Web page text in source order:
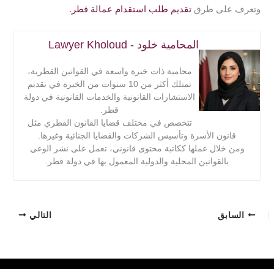
وتعرف على طرقتقديم طلب استقدام عمالة قطر .
المحامية خلود - Lawyer Kholoud
محامية ذات خبرة واسعة في القوانين القطرية،
تمتلك أكثر من 10 سنوات من الخبرة في تقديم
الاستشارات القانونية والخدمات القانونية في دولة
قطر.
تتخصص في مختلف قضايا القانون القطري مثل
قانون الأسرة وتأسيس الشركات والقضايا الجنائية وغيرها.
ومن خلال عملها ككاتبة محتوى قانوني، تعمل على نشر الوعي
بالقوانين المحلية والدولية المعمول بها في دولة قطر.
السابق التالي